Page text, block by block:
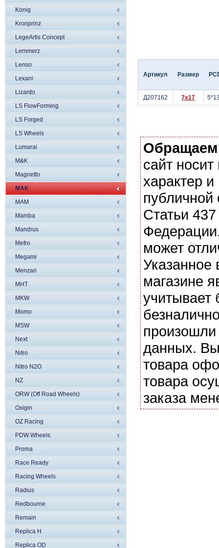
Konig
Kronprinz
LegeArtis Concept
Lemmerz
Lenso
Lexani
Lizardo
LS FlowForming
LS Forged
LS Wheels
Lumarai
M&K
Magnetto
MAK
MAM
Mamba
Mandrus
Mefro
Megami
Menzari
MHT
MKW
Momo
MSW
Next
Nitro
Nitro N2O
NZ
ORW (Off Road Wheels)
Oxigin
OZ Racing
PDW Wheels
Proma
Race Ready
Racing Wheels
Radius
Redbourne
Remain
Replica H
Replica OD
Артикул Размер
Д207162 7x17
сайт
характер
Статьи
может
магазине
учитывает
данных. Вы
товара
товара
заказа